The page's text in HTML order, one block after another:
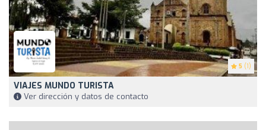
5 (1)
VIAJES MUNDO TURISTA
Ver dirección y datos de contacto